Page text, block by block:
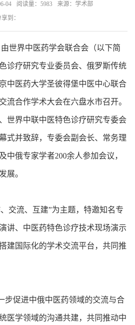
04 阅读量：5983
来源：学术部
到：
世界中医药学会联合会（以下简
诊疗研究专业委员会、俄罗斯传统
中医药大学圣彼得堡中医中心联合
流合作学术大会在六盘水市召开。
世界中联中医特色诊疗研究专委会
式并致辞，专委会副会长、常务理
中俄专家学者200余人参加会议，
展。
流、互建”为主题，特邀知名专
讲、中医药特色诊疗技术现场演示
建国际化的学术交流平台，共同推
促进中俄中医药领域的交流与合
医学领域的沟通共建，共同推动中